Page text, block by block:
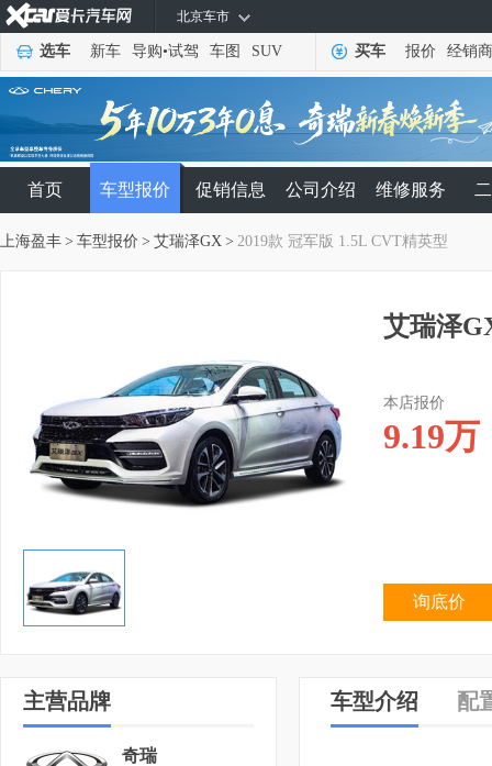
北京车市
选车 新车 导购•试驾 车图 SUV 买车 报价 经销商
首页 车型报价 促销信息 公司介绍 维修服务
上海盈丰 > 车型报价 > 艾瑞泽GX > 2019款 冠军版 1.5L CVT精英型
艾瑞泽
本店报价
9.19万
询底价
主营品牌
奇瑞
车型介绍 配